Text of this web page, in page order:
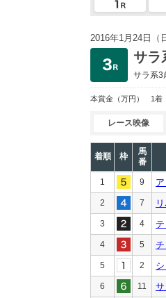
2016年1月24日（
サラ
サラ系3
本賞金 （万円） 1着
レース映像
着順 枠
馬
番
1 9
2 7
3 4
4 5 チ
5 2
6 11